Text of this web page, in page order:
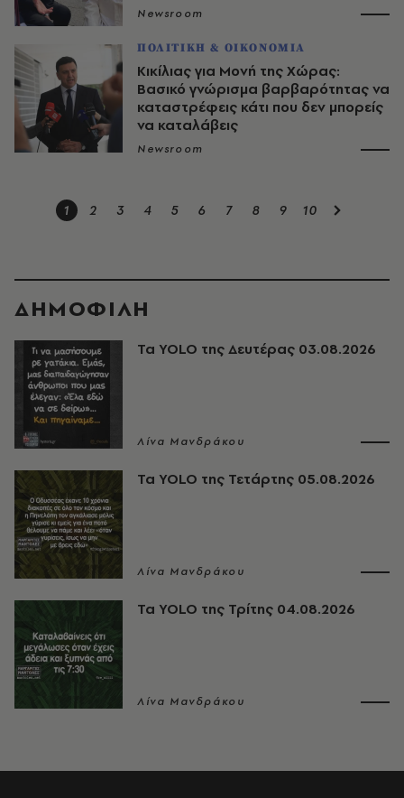
Newsroom
ΠΟΛΙΤΙΚΗ & ΟΙΚΟΝΟΜΙΑ
Κικίλιας για Μονή της Χώρας:
Βασικό γνώρισμα βαρβαρότητας να
καταστρέφεις κάτι που δεν μπορείς
να καταλάβεις
Newsroom
1 2 3 4 5 6 7 8 9 10
ΔΗΜΟΦΙΛΗ
Τα YOLO της Δευτέρας 03.08.2026
Λίνα Μανδράκου
Τα YOLO της Τετάρτης 05.08.2026
Λίνα Μανδράκου
Τα YOLO της Τρίτης 04.08.2026
Λίνα Μανδράκου